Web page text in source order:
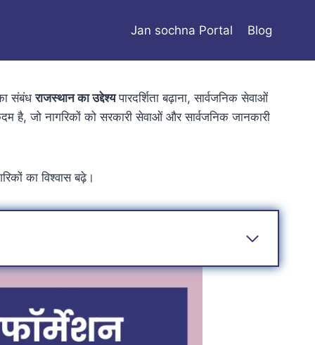
Jan sochna Portal Blog
संबंधराजस्थान का उद्देश्यपारदर्शिता बढ़ाना, सार्वजनिक सेवाओं
है, जो नागरिकों को सरकारी सेवाओं और सार्वजनिक जानकारी
का विश्वास बढ़े।